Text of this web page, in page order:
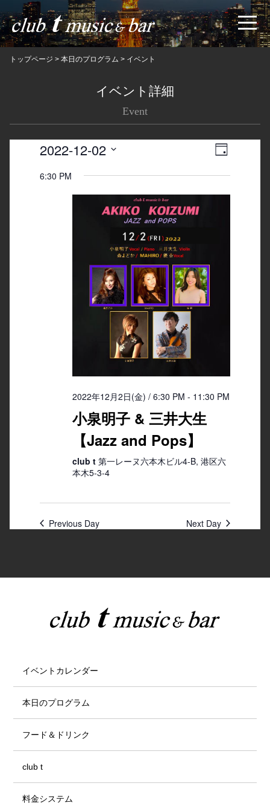
トップページ > 本日のプログラム > イベント
イベント詳細
Event
Views
Event
日
2022-12-02
date.
6:30 PM
2022年12月2日(金) / 6:30 PM - 11:30 PM
小泉明子 & 三井大生
【Jazz and Pops】
club t 第一レーヌ六本木ビル4-B, 港区六
本木5-3-4
Previous Day Next Day
イベントカレンダー
本日のプログラム
フード＆ドリンク
club t
料金システム